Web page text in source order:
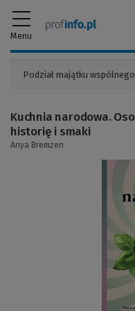
Menu
Kuchnia narodowa.
historię i smaki
Anya Bremzen